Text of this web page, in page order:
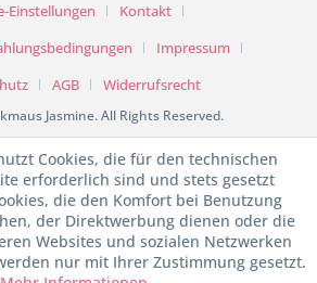
Einstellungen
Kontakt
Impressum
AGB Widerrufsrecht
Jasmine. All Rights Reserved.
Cookies, die für den technischen
erforderlich sind und stets gesetzt
die den Komfort bei Benutzung
der Direktwerbung dienen oder die
Websites und sozialen Netzwerken
nur mit Ihrer Zustimmung gesetzt.